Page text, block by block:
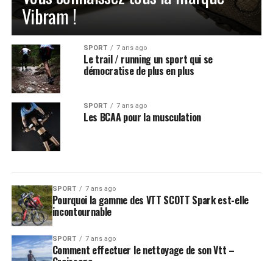
Vibram !
SPORT 7 ans ago
Le trail / running un sport qui se
démocratise de plus en plus
SPORT 7 ans ago
Les BCAA pour la musculation
SPORT 7 ans ago
Pourquoi la gamme des VTT SCOTT Spark est-elle
incontournable
SPORT 7 ans ago
Comment effectuer le nettoyage de son Vtt –